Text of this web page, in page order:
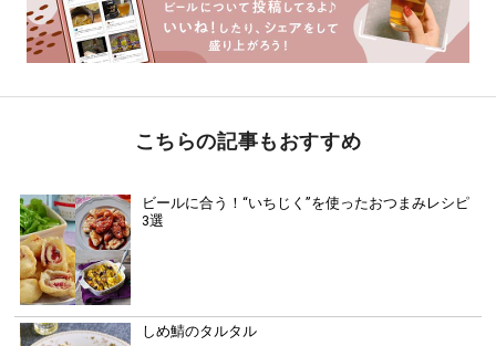
こちらの記事もおすすめ
ビールに合う！“いちじく”を使ったおつまみレシピ
3選
しめ鯖のタルタル